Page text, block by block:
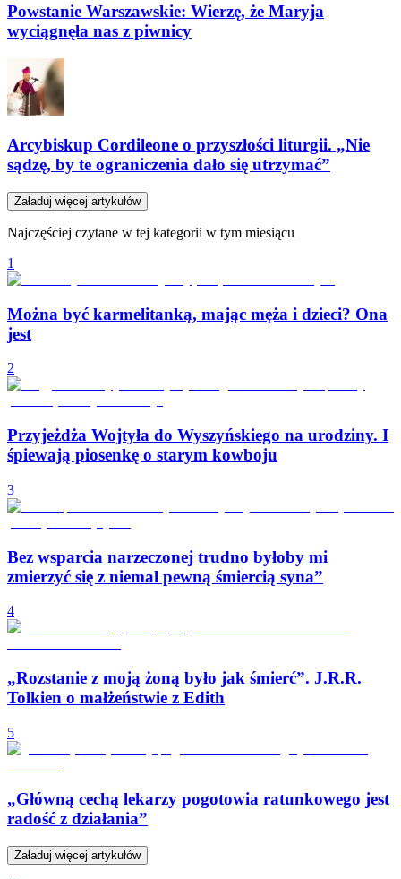
Powstanie Warszawskie: Wierzę, że Maryja
wyciągnęła nas z piwnicy
Arcybiskup Cordileone o przyszłości liturgii. „Nie
sądzę, by te ograniczenia dało się utrzymać”
Załaduj więcej artykułów
Najczęściej czytane w tej kategorii w tym miesiącu
1
Można być karmelitanką, mając męża i dzieci? Ona
jest
2
Przyjeżdża Wojtyła do Wyszyńskiego na urodziny. I
śpiewają piosenkę o starym kowboju
3
Bez wsparcia narzeczonej trudno byłoby mi
zmierzyć się z niemal pewną śmiercią syna”
4
„Rozstanie z moją żoną było jak śmierć”. J.R.R.
Tolkien o małżeństwie z Edith
5
„Główną cechą lekarzy pogotowia ratunkowego jest
radość z działania”
Załaduj więcej artykułów